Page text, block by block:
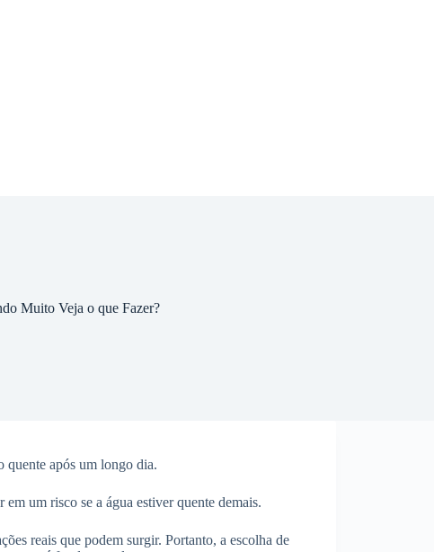
Muito Veja o que Fazer?
quente após um longo dia.
um risco se a água estiver quente demais.
reais que podem surgir. Portanto, a escolha de